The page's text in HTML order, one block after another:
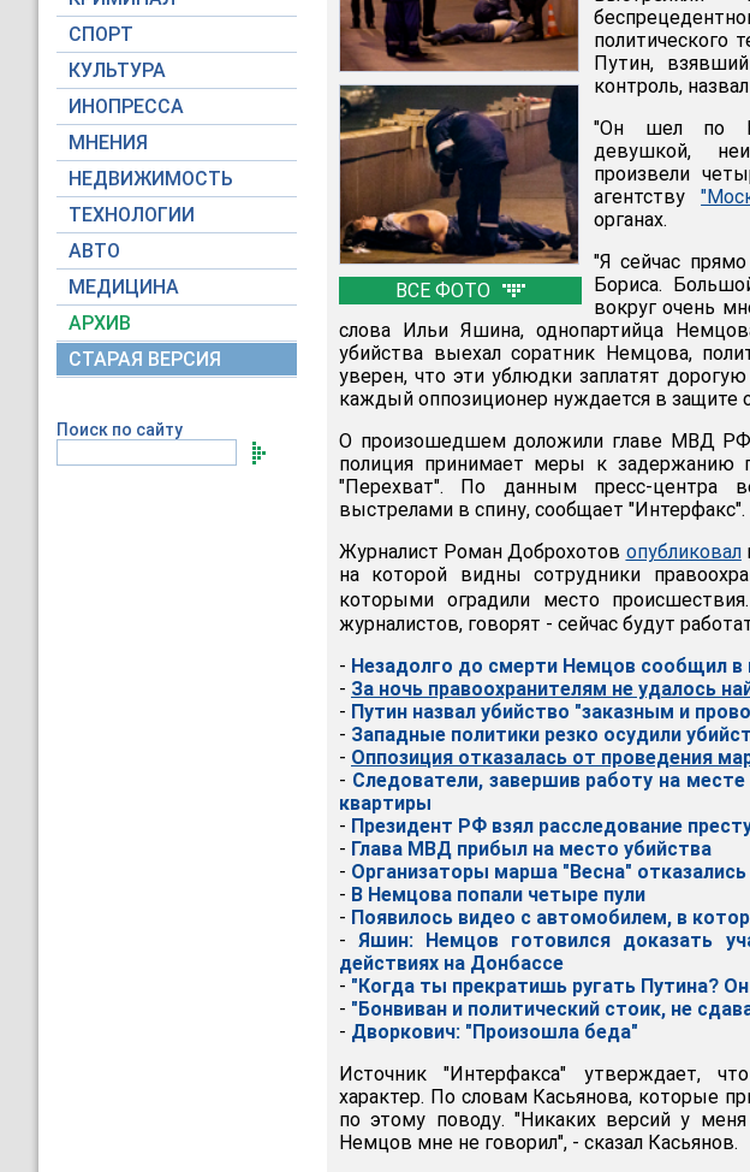
СПОРТ
КУЛЬТУРА
ИНОПРЕССА
МНЕНИЯ
НЕДВИЖИМОСТЬ
ТЕХНОЛОГИИ
АВТО
МЕДИЦИНА
АРХИВ
СТАРАЯ ВЕРСИЯ
Поиск по сайту
ВСЕ ФОТО
политического
Путин,
контроль,
"Он шел по
девушкой,
произвели
агентству
органах.
"Я сейчас
Бориса.
вокруг очень
слова Ильи Яшина, однопартийца
убийства выехал соратник Немцова,
уверен, что эти ублюдки заплатят
каждый оппозиционер нуждается в защите
О произошедшем доложили главе МВД РФ
полиция принимает меры к задержанию
"Перехват". По данным пресс-центра
выстрелами в спину, сообщает "Интерфакс".
Журналист Роман Доброхотов опубликовал
на которой видны сотрудники
которыми оградили место
журналистов, говорят - сейчас будут
- Незадолго до смерти Немцов сообщил в
- За ночь правоохранителям не удалось
- Путин назвал убийство "заказным и
- Западные политики резко осудили
- Оппозиция отказалась от проведения
- Следователи, завершив работу на
квартиры
- Президент РФ взял расследование
- Глава МВД прибыл на место убийства
- Организаторы марша "Весна"
- В Немцова попали четыре пули
- Появилось видео с автомобилем, в
-Яшин: Немцов готовился доказать
действиях на Донбассе
- "Когда ты прекратишь ругать Путина?
- "Бонвиван и политический стоик, не
- Дворкович: "Произошла беда"
Источник "Интерфакса" утверждает,
характер. По словам Касьянова, которые
по этому поводу. "Никаких версий у
Немцов мне не говорил", - сказал Касьянов.